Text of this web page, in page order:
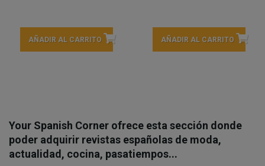
AÑADIR AL CARRITO AÑADIR AL CARRITO
Your Spanish Corner ofrece esta sección donde
poder adquirir revistas españolas de moda,
actualidad, cocina, pasatiempos...